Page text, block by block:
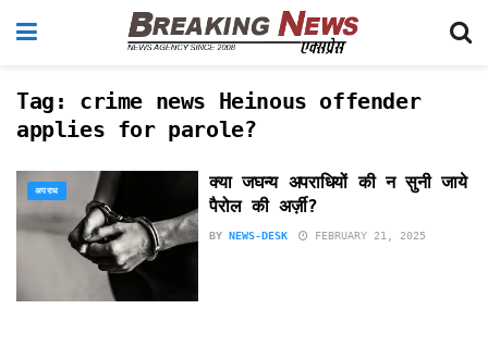
Tag: crime news Heinous offender
applies for parole?
अपराध
क्या जघन्य अपराधियों की न सुनी जाये
पैरोल की अर्ज़ी?
BY NEWS-DESK FEBRUARY 21, 2025